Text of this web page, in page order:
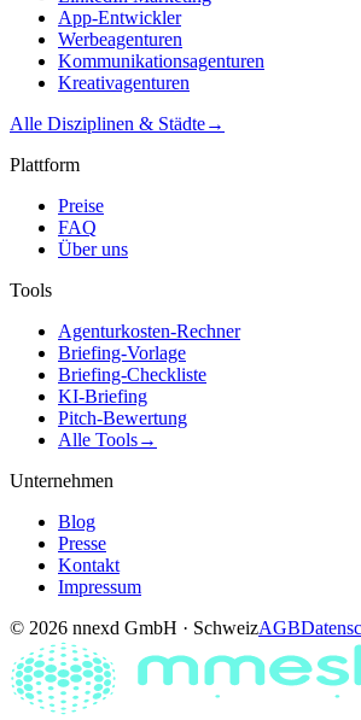
App-Entwickler
Werbeagenturen
Kommunikationsagenturen
Kreativagenturen
Alle Disziplinen & Städte→
Plattform
Preise
FAQ
Über uns
Tools
Agenturkosten-Rechner
Briefing-Vorlage
Briefing-Checkliste
KI-Briefing
Pitch-Bewertung
Alle Tools→
Unternehmen
Blog
Presse
Kontakt
Impressum
© 2026 nnexd GmbH · SchweizAGB